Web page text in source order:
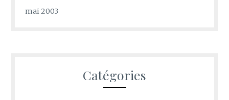
mai 2003
Catégories